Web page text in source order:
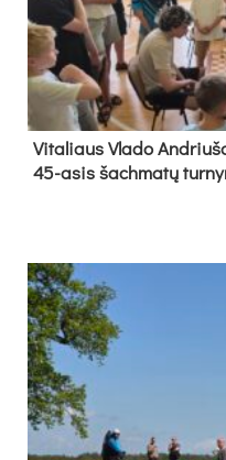
Vi­ta­liaus Vla­do
45-asis šach­ma­tų